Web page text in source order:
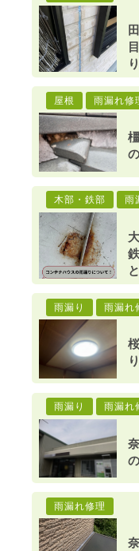
屋根 雨漏れ修
木部・鉄部 雨
雨漏り 雨漏れ
雨漏り 雨漏れ
雨漏れ修理